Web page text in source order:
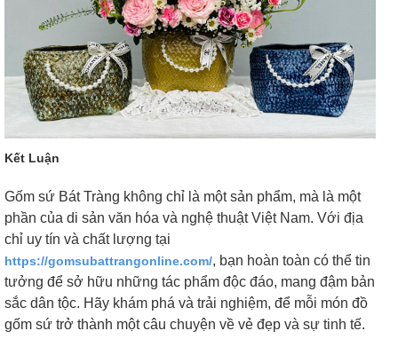
Kết Luận
Gốm sứ Bát Tràng không chỉ là một sản phẩm, mà là một
phần của di sản văn hóa và nghệ thuật Việt Nam. Với địa
chỉ uy tín và chất lượng tại
https://gomsubattrangonline.com/, bạn hoàn toàn có thể tin
tưởng để sở hữu những tác phẩm độc đáo, mang đậm bản
sắc dân tộc. Hãy khám phá và trải nghiệm, để mỗi món đồ
gốm sứ trở thành một câu chuyện về vẻ đẹp và sự tinh tế.